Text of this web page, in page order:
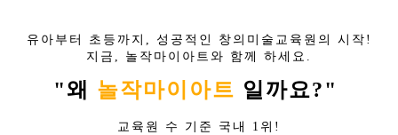
유아부터 초등까지, 성공적인 창의미술교육원의 시작!
지금, 놀작마이아트와 함께 하세요.
"왜 놀작마이아트 일까요?"
교육원 수 기준 국내 1위!